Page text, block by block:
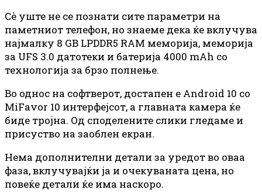
Сè уште не се познати сите параметри на
паметниот телефон, но знаеме дека ќе вклучува
најмалку 8 GB LPDDR5 RAM меморија, меморија
за UFS 3.0 датотеки и батерија 4000 mAh со
технологија за брзо полнење.
Во однос на софтверот, достапен е Android 10 со
MiFavor 10 интерфејсот, а главната камера ќе
биде тројна. Од споделените слики гледаме и
присуство на заоблен екран.
Нема дополнителни детали за уредот во оваа
фаза, вклучувајќи ја и очекуваната цена, но
повеќе детали ќе има наскоро.